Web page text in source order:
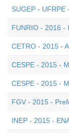
SUGEP -
FUNRIO - 2016 -
CETRO - 2015 -
CESPE - 2015 -
CESPE - 2015 -
FGV - 2015 -
INEP - 2015 -